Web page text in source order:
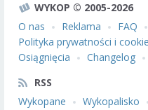
WYKOP © 2005-2026
O nas
Reklama FAQ
Polityka prywatności i
Osiągnięcia
Changelog
RSS
Wykopane
Wykopalisko